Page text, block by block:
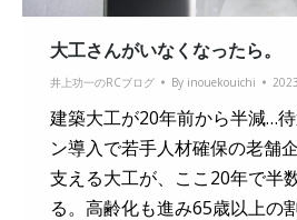
大工さんがいなくなったら。
井上功一のRCブログ By inouekouichi
建築大工が20年前から半減…
ン導入で若手人材確保の老舗
支える大工が、ここ20年で半
る。高齢化も進み65歳以上の